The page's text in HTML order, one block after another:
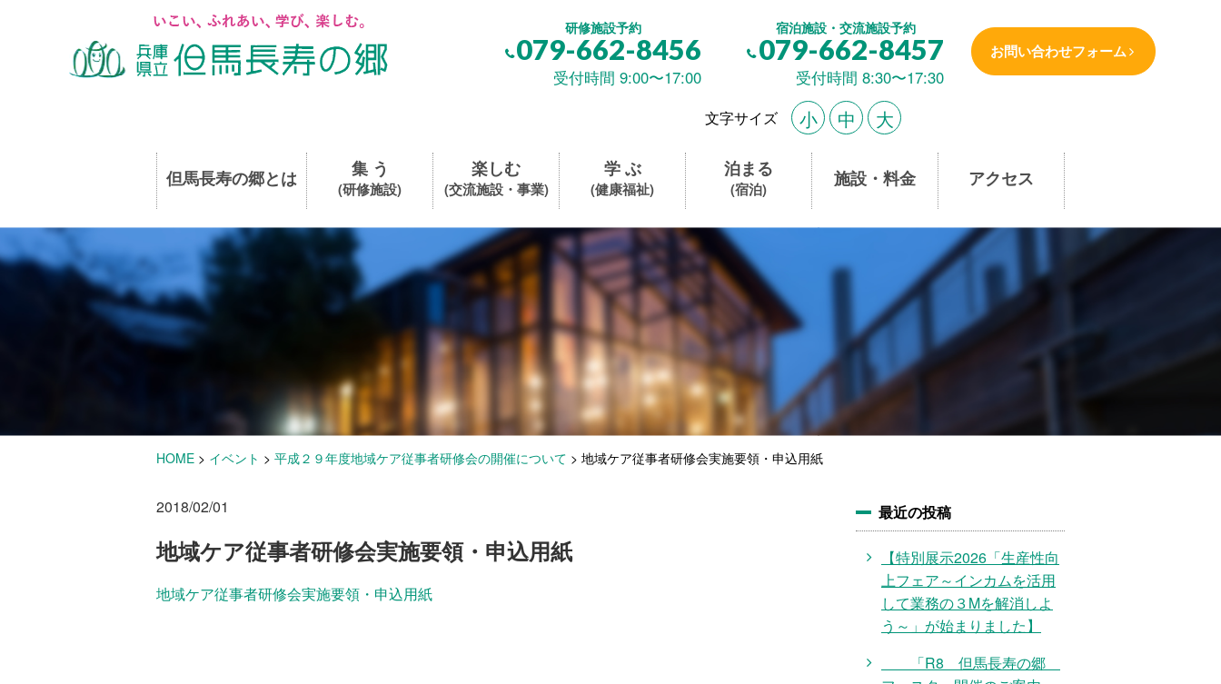
研修施設予約
079-662-8456
受付時間 9:00〜17:00
宿泊施設・交流施設予約
079-662-8457
受付時間 8:30〜17:30
お問い合わせフォーム
文字サイズ 小 中 大
但馬長寿の郷とは 集 う
(研修施設)
楽しむ
(交流施設・事業)
学 ぶ
(健康福祉)
泊まる
(宿泊) 施設・料金 アクセス
HOME > イベント > 平成２９年度地域ケア従事者研修会の開催について > 地域ケア従事者研修会実施要領・申込用紙
2018/02/01
地域ケア従事者研修会実施要領・申込用紙
地域ケア従事者研修会実施要領・申込用紙
最近の投稿
【特別展示2026「生産性向
上フェア～インカムを活用
して業務の３Mを解消しよ
う～」が始まりました】
「R8 但馬長寿の郷